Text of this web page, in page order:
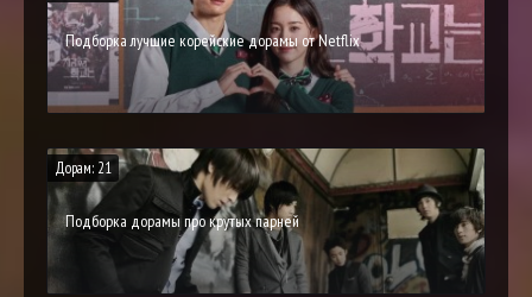
Подборка лучшие корейские дорамы от Netflix
Дорам: 21
Подборка дорамы про крутых парней